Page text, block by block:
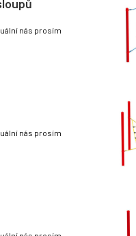
nás prosím
nás prosím